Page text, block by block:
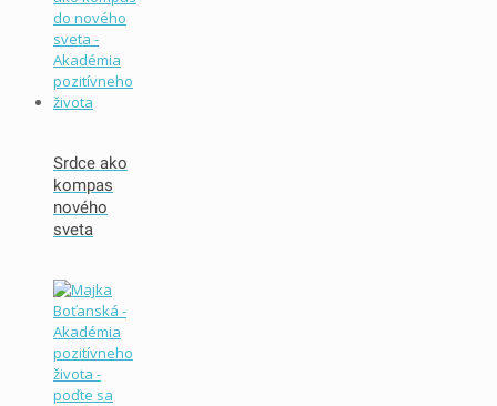
Srdce ako
kompas
nového
sveta